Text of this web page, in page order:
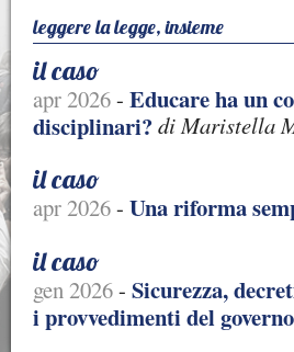
leggere la legge, insieme
il caso
apr 2026- Educare ha un
disciplinari?di Maristella
il caso
apr 2026- Una riforma
il caso
gen 2026- Sicurezza,
i provvedimenti del